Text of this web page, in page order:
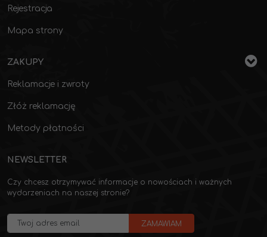
Rejestracja
Mapa strony
ZAKUPY
Reklamacje i zwroty
Złóż reklamację
Metody płatności
NEWSLETTER
Czy chcesz otrzymywać informacje o nowościach i ważnych
wydarzeniach na naszej stronie?